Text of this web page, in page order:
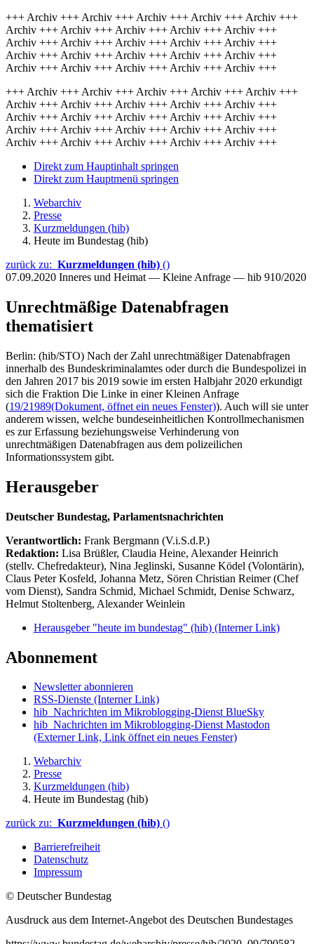
+++ Archiv +++ Archiv +++ Archiv +++ Archiv +++ Archiv +++
Archiv +++ Archiv +++ Archiv +++ Archiv +++ Archiv +++
Archiv +++ Archiv +++ Archiv +++ Archiv +++ Archiv +++
Archiv +++ Archiv +++ Archiv +++ Archiv +++ Archiv +++
Archiv +++ Archiv +++ Archiv +++ Archiv +++ Archiv +++
+++ Archiv +++ Archiv +++ Archiv +++ Archiv +++ Archiv +++
Archiv +++ Archiv +++ Archiv +++ Archiv +++ Archiv +++
Archiv +++ Archiv +++ Archiv +++ Archiv +++ Archiv +++
Archiv +++ Archiv +++ Archiv +++ Archiv +++ Archiv +++
Archiv +++ Archiv +++ Archiv +++ Archiv +++ Archiv +++
Direkt zum Hauptinhalt springen
Direkt zum Hauptmenü springen
Webarchiv
Presse
Kurzmeldungen (hib)
Heute im Bundestag (hib)
zurück zu: Kurzmeldungen (hib) ()
07.09.2020 Inneres und Heimat — Kleine Anfrage — hib 910/2020
Unrechtmäßige Datenabfragen
thematisiert
Berlin: (hib/STO) Nach der Zahl unrechtmäßiger Datenabfragen
innerhalb des Bundeskriminalamtes oder durch die Bundespolizei in
den Jahren 2017 bis 2019 sowie im ersten Halbjahr 2020 erkundigt
sich die Fraktion Die Linke in einer Kleinen Anfrage
(19/21989(Dokument, öffnet ein neues Fenster)). Auch will sie unter
anderem wissen, welche bundeseinheitlichen Kontrollmechanismen
es zur Erfassung beziehungsweise Verhinderung von
unrechtmäßigen Datenabfragen aus dem polizeilichen
Informationssystem gibt.
Herausgeber
Deutscher Bundestag, Parlamentsnachrichten
Verantwortlich: Frank Bergmann (V.i.S.d.P.)
Redaktion: Lisa Brüßler, Claudia Heine, Alexander Heinrich
(stellv. Chefredakteur), Nina Jeglinski, Susanne Ködel (Volontärin),
Claus Peter Kosfeld, Johanna Metz, Sören Christian Reimer (Chef
vom Dienst), Sandra Schmid, Michael Schmidt, Denise Schwarz,
Helmut Stoltenberg, Alexander Weinlein
Herausgeber "heute im bundestag" (hib) (Interner Link)
Abonnement
Newsletter abonnieren
RSS-Dienste (Interner Link)
hib_Nachrichten im Mikroblogging-Dienst BlueSky
hib_Nachrichten im Mikroblogging-Dienst Mastodon
(Externer Link, Link öffnet ein neues Fenster)
Webarchiv
Presse
Kurzmeldungen (hib)
Heute im Bundestag (hib)
zurück zu: Kurzmeldungen (hib) ()
Barrierefreiheit
Datenschutz
Impressum
© Deutscher Bundestag
Ausdruck aus dem Internet-Angebot des Deutschen Bundestages